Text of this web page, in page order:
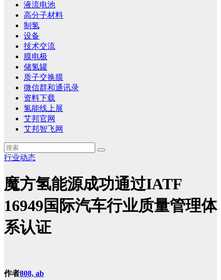
液流电池
高分子材料
制氢
设备
技术交流
膜电极
储氢罐
质子交换膜
微信群和通讯录
资料下载
氢能线上展
艾邦官网
艾邦智飞网
行业动态
魔方氢能源成功通过IATF
16949国际汽车行业质量管理体
系认证
作者808, ab